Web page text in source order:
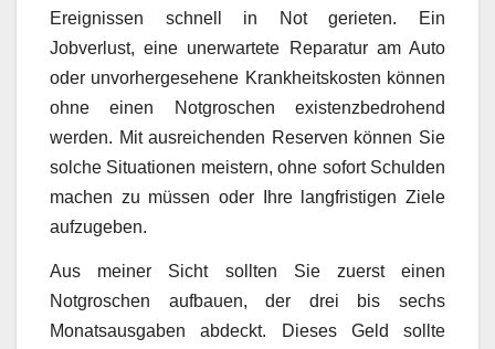
Ereignissen schnell in Not gerieten. Ein
Jobverlust, eine unerwartete Reparatur am Auto
oder unvorhergesehene Krankheitskosten können
ohne einen Notgroschen existenzbedrohend
werden. Mit ausreichenden Reserven können Sie
solche Situationen meistern, ohne sofort Schulden
machen zu müssen oder Ihre langfristigen Ziele
aufzugeben.
Aus meiner Sicht sollten Sie zuerst einen
Notgroschen aufbauen, der drei bis sechs
Monatsausgaben abdeckt. Dieses Geld sollte